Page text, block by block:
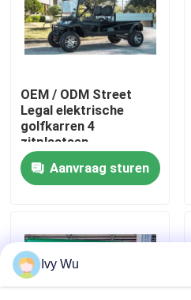
Kwaliteitscontrole
Contact de V.S.
Nieuws
Het Wieldekking van de
Het Dashboard van de
OEM / ODM Street
Legal elektrische
golfkarren 4
zitplaatsen
Aanvraag sturen
Ivy Wu